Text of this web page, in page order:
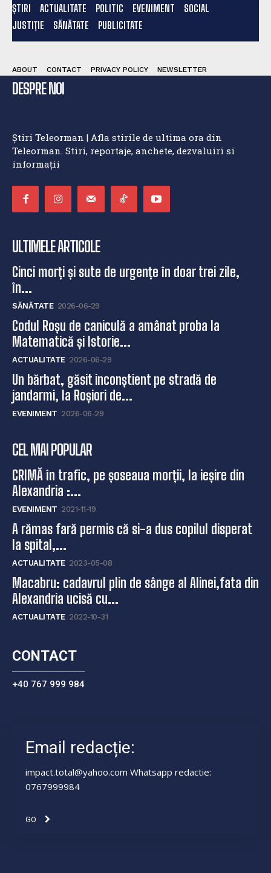
ȘTIRI ACTUALITATE POLITIC EVENIMENT
SOCIAL
JUSTIȚIE
SĂNĂTATE PUBLICITATE
ABOUT CONTACT PRIVACY POLICY NEWSLETTER
DESPRE NOI
Știri Teleorman | Afla stirile de ultima ora din
Teleorman. Stiri, reportaje, anchete, dezvaluiri si
informații
ULTIMELE ARTICOLE
Cinci morți și sute de urgențe în doar trei zile,
în...
SĂNĂTATE 2026-06-29
Codul Roșu de caniculă a amânat proba la
Matematică și Istorie...
ACTUALITATE 2026-06-29
Un bărbat, găsit inconștient pe stradă de
jandarmi, la Roșiori de...
EVENIMENT 2026-06-29
CEL MAI POPULAR
CRIMĂ în trafic, pe șoseaua morții, la ieșire din
Alexandria :...
EVENIMENT 2021-11-19
A rămas fară permis că si-a dus copilul disperat
la spital,...
ACTUALITATE 2023-05-08
Macabru: cadavrul plin de sânge al Alinei,fata din
Alexandria ucisă cu...
ACTUALITATE 2022-10-31
CONTACT
+40 767 999 984
Email redacție:
impact.total@yahoo.com Whatsapp redactie:
0767999984
GO